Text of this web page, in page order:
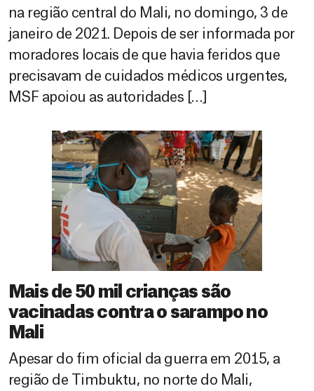
na região central do Mali, no domingo, 3 de
janeiro de 2021. Depois de ser informada por
moradores locais de que havia feridos que
precisavam de cuidados médicos urgentes,
MSF apoiou as autoridades […]
Mais de 50 mil crianças são
vacinadas contra o sarampo no
Mali
Apesar do fim oficial da guerra em 2015, a
região de Timbuktu, no norte do Mali,